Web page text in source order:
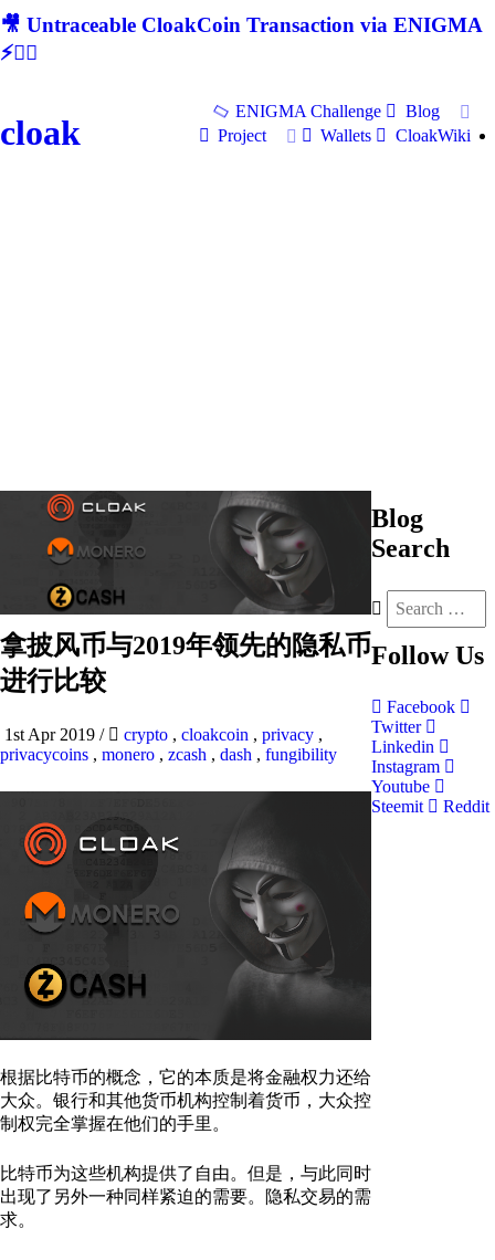
🎥 Untraceable CloakCoin Transaction via ENIGMA
⚡🕵‍♂
cloak
ENIGMA Challenge
Blog
Project
Wallets CloakWiki
拿披风币与2019年领先的隐私币
进行比较
1st Apr 2019 / crypto , cloakcoin , privacy ,
privacycoins , monero , zcash , dash , fungibility
根据比特币的概念，它的本质是将金融权力还给
大众。银行和其他货币机构控制着货币，大众控
制权完全掌握在他们的手里。
比特币为这些机构提供了自由。但是，与此同时
出现了另外一种同样紧迫的需要。隐私交易的需
求。
Blog
Search
Follow Us
Facebook
Twitter
Linkedin
Instagram
Youtube
Steemit
Reddit